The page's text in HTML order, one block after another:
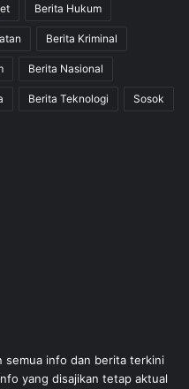
Berita Hukum
Berita Kriminal
Berita Nasional
Berita Teknologi Sosok
semua info dan berita terkini
yang disajikan tetap aktual